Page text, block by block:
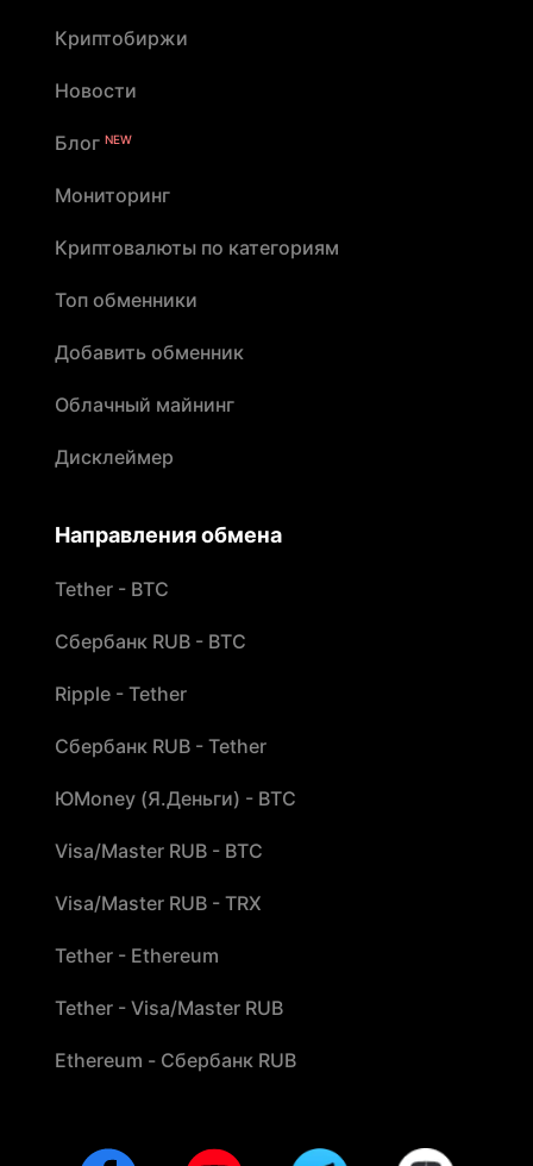
Криптобиржи
Новости
Блог NEW
Мониторинг
Криптовалюты по категориям
Топ обменники
Добавить обменник
Облачный майнинг
Дисклеймер
Направления обмена
Tether - BTC
Сбербанк RUB - BTC
Ripple - Tether
Сбербанк RUB - Tether
ЮMoney (Я.Деньги) - BTC
Visa/Master RUB - BTC
Visa/Master RUB - TRX
Tether - Ethereum
Tether - Visa/Master RUB
Ethereum - Сбербанк RUB